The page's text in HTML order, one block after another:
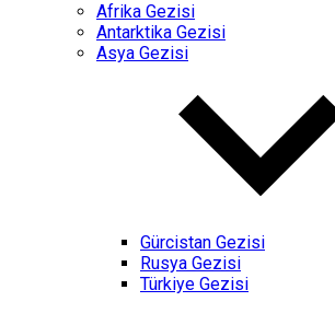
Afrika Gezisi
Antarktika Gezisi
Asya Gezisi
Gürcistan Gezisi
Rusya Gezisi
Türkiye Gezisi